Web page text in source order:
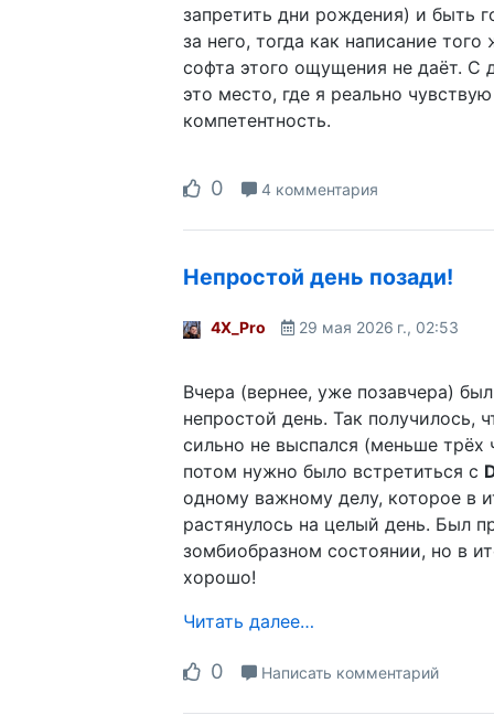
запретить дни рождения) и быть
за него, тогда как написание
софта этого ощущения не даёт. С
это место, где я реально
компетентность.
0 4 комментария
Непростой день позади!
4X_Pro 29 мая 2026 г., 02:53
Вчера (вернее, уже позавчера)
непростой день. Так получилось,
сильно не выспался (меньше трёх
потом нужно было встретиться с
одному важному делу, которое в
растянулось на целый день. Был
зомбиобразном состоянии, но в
хорошо!
Читать далее…
0 Написать комментарий